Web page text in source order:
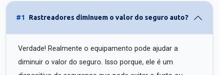
#1 Rastreadores diminuem o valor do seguro auto?
Verdade! Realmente o equipamento pode ajudar a
diminuir o valor do seguro. Isso porque, ele é um